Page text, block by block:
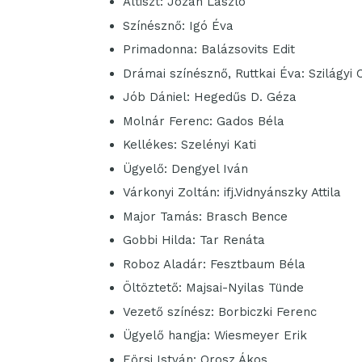
Színésznő: Igó Éva
Primadonna: Balázsovits Edit
Drámai színésznő, Ruttkai Éva: Szilágyi
Jób Dániel: Hegedűs D. Géza
Molnár Ferenc: Gados Béla
Kellékes: Szelényi Kati
Ügyelő: Dengyel Iván
Várkonyi Zoltán: ifj.Vidnyánszky Attila
Major Tamás: Brasch Bence
Gobbi Hilda: Tar Renáta
Roboz Aladár: Fesztbaum Béla
Öltöztető: Majsai-Nyilas Tünde
Vezető színész: Borbiczki Ferenc
Ügyelő hangja: Wiesmeyer Erik